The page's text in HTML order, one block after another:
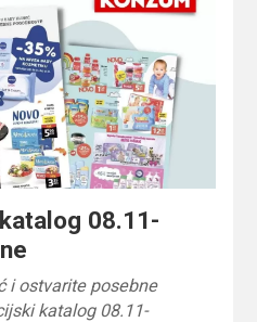
08.11-
i ostvarite posebne
katalog 08.11-